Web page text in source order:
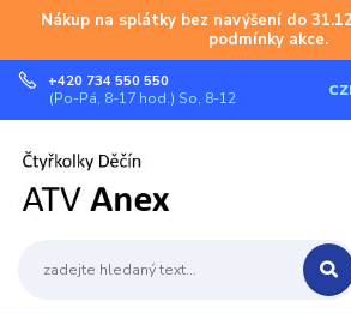
Nákup na splátky bez navýšení do
podmínky akce.
+420 734 550 550
(Po-Pá, 8-17 hod.) So, 8-12